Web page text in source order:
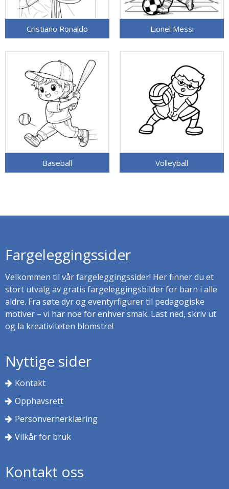
Cristiano Ronaldo Lionel Messi
Baseball Volleyball
Fargeleggingssider
Velkommen til vår fargeleggingssider! Her finner du et
stort utvalg av gratis fargeleggingsbilder for barn i alle
aldre. Fra søte dyr og eventyrfigurer til pedagogiske
motiver – vi har noe for enhver smak. Last ned, skriv ut
og la kreativiteten blomstre!
Nyttige sider
Kontakt
Opphavsrett
Personvernerklæring
Vilkår for bruk
Kontakt oss